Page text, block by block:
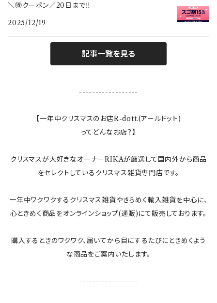
敷き物
すべてのインテリア雑貨
＼🉐クーポン／20日まで‼️
2025/12/19
記事一覧を見る
------------------
【一年中クリスマスのお店R-dott.(アールドット)
ってどんなお店？】
クリスマスが大好きなオーナーRIKAが厳選して国内外から商品
をセレクトしているクリスマス雑貨専門店です。
一年中ワクワクするクリスマス雑貨やきらめく輸入雑貨を中心に、
心ときめく商品をオンラインショップ(通販)にて販売しております。
購入するときのワクワク、届いてから目にするたびにときめくよう
な商品をご案内いたします。
------------------